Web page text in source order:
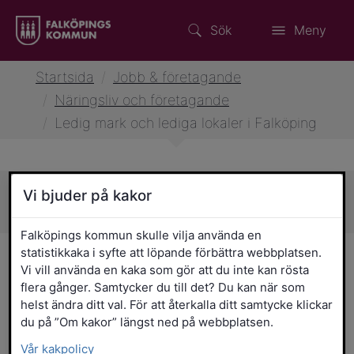
Sök Meny
Startsida
Jobb & företagande
Näringsliv och företagande
Ledig mark och lediga lokaler i Falköping
Sidans innehåll
Ledig mark och lediga
lokaler i Falköping
Vill ditt företag etablera sig i Falköping
eller utöka redan befintlig
Vi bjuder på kakor
Falköpings kommun skulle vilja använda en
statistikkaka i syfte att löpande förbättra webbplatsen.
Vi vill använda en kaka som gör att du inte kan rösta
flera gånger. Samtycker du till det? Du kan när som
helst ändra ditt val. För att återkalla ditt samtycke klickar
du på ”Om kakor” längst ned på webbplatsen.
Vår kakpolicy